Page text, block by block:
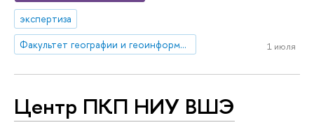
экспертиза
Факультет географии и геоинформационных технологий
1 июля
Центр ПКП НИУ ВШЭ